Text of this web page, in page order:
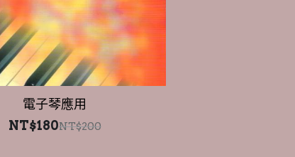
電子琴應用